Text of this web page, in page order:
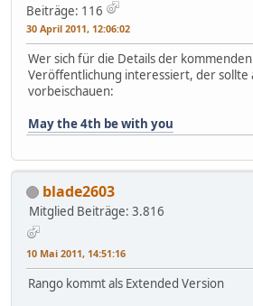
Beiträge: 116
30 April 2011, 12:06:02
Wer sich für die Details der
Veröffentlichung interessiert, der sollte
vorbeischauen:
May the 4th be with you
blade2603
Mitglied Beiträge: 3.816
10 Mai 2011, 14:51:16
Rango kommt als Extended Version